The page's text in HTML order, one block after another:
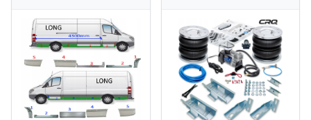
CRAFTER 06-
РЕМОНТНЫЕ
РАБОТЫ
WWW.AUTOBIG.PL
06-2026